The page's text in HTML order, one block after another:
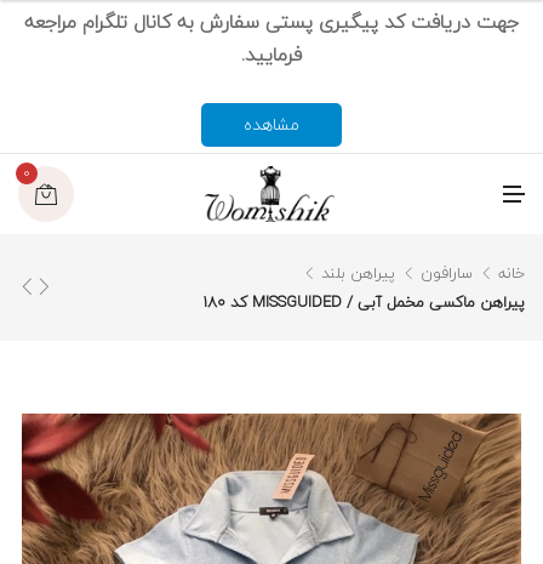
جهت دریافت کد پیگیری پستی سفارش به کانال تلگرام مراجعه
فرمایید.
مشاهده
0
خانه سارافون
پیراهن بلند
پیراهن ماکسی مخمل آبی / MISSGUIDED کد 180